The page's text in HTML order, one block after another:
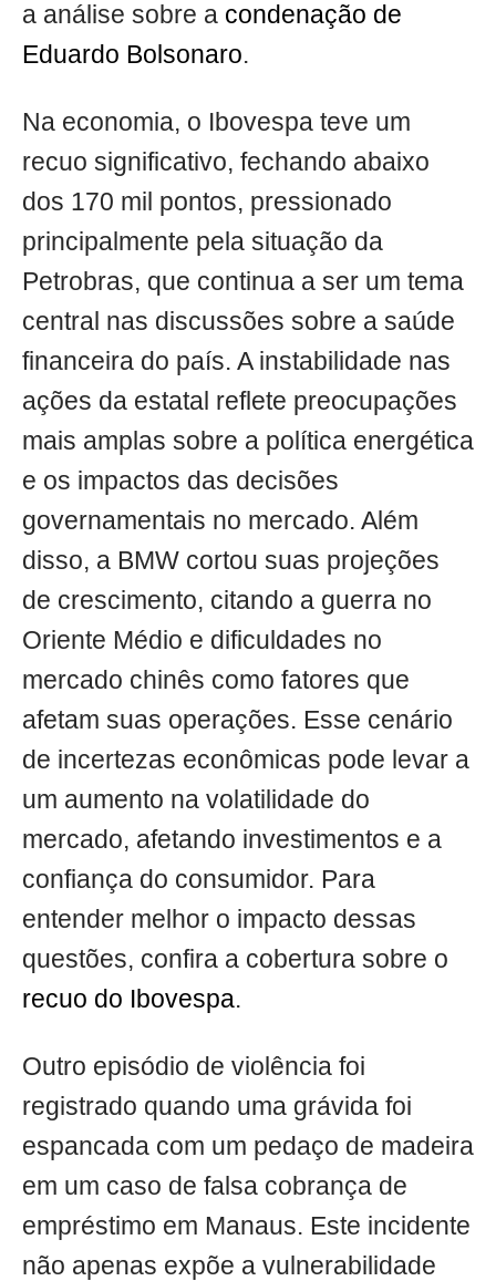
a análise sobre a condenação de
Eduardo Bolsonaro.
Na economia, o Ibovespa teve um
recuo significativo, fechando abaixo
dos 170 mil pontos, pressionado
principalmente pela situação da
Petrobras, que continua a ser um tema
central nas discussões sobre a saúde
financeira do país. A instabilidade nas
ações da estatal reflete preocupações
mais amplas sobre a política energética
e os impactos das decisões
governamentais no mercado. Além
disso, a BMW cortou suas projeções
de crescimento, citando a guerra no
Oriente Médio e dificuldades no
mercado chinês como fatores que
afetam suas operações. Esse cenário
de incertezas econômicas pode levar a
um aumento na volatilidade do
mercado, afetando investimentos e a
confiança do consumidor. Para
entender melhor o impacto dessas
questões, confira a cobertura sobre o
recuo do Ibovespa.
Outro episódio de violência foi
registrado quando uma grávida foi
espancada com um pedaço de madeira
em um caso de falsa cobrança de
empréstimo em Manaus. Este incidente
não apenas expõe a vulnerabilidade